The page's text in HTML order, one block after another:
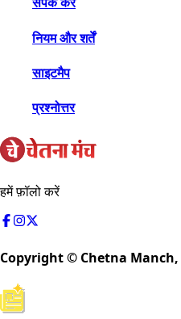
नियम और शर्तें
साइटमैप
प्रश्नोत्तर
हमें फ़ॉलो करें
Copyright © Chetna Manch,